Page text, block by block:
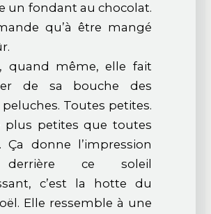
un fondant au chocolat.
qu’à être mangé
quand même, elle fait
de sa bouche des
Toutes petites.
plus petites que toutes
Ça donne l’impression
ce soleil
c’est la hotte du
Elle ressemble à une